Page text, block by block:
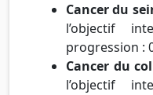
Cancer du
l’objectif
progression :
Cancer du col
l’objectif